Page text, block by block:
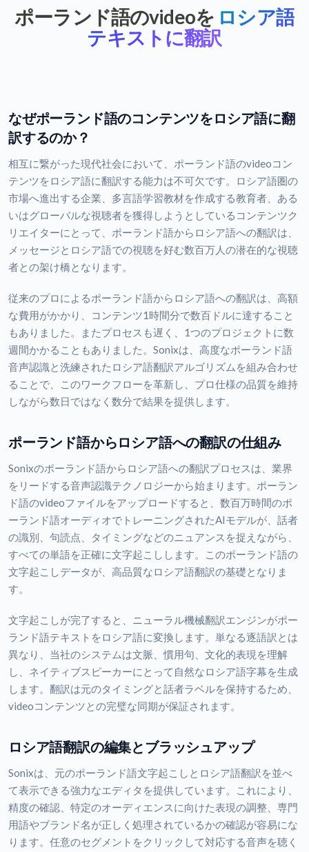
ポーランド語のvideoを ロシア語
テキストに翻訳
なぜポーランド語のコンテンツをロシア語に翻
訳するのか？
相互に繋がった現代社会において、ポーランド語のvideoコン
テンツをロシア語に翻訳する能力は不可欠です。ロシア語圏の
市場へ進出する企業、多言語学習教材を作成する教育者、ある
いはグローバルな視聴者を獲得しようとしているコンテンツク
リエイターにとって、ポーランド語からロシア語への翻訳は、
メッセージとロシア語での視聴を好む数百万人の潜在的な視聴
者との架け橋となります。
従来のプロによるポーランド語からロシア語への翻訳は、高額
な費用がかかり、コンテンツ1時間分で数百ドルに達すること
もありました。またプロセスも遅く、1つのプロジェクトに数
週間かかることもありました。Sonixは、高度なポーランド語
音声認識と洗練されたロシア語翻訳アルゴリズムを組み合わせ
ることで、このワークフローを革新し、プロ仕様の品質を維持
しながら数日ではなく数分で結果を提供します。
ポーランド語からロシア語への翻訳の仕組み
Sonixのポーランド語からロシア語への翻訳プロセスは、業界
をリードする音声認識テクノロジーから始まります。ポーラン
ド語のvideoファイルをアップロードすると、数百万時間のポ
ーランド語オーディオでトレーニングされたAIモデルが、話者
の識別、句読点、タイミングなどのニュアンスを捉えながら、
すべての単語を正確に文字起こしします。このポーランド語の
文字起こしデータが、高品質なロシア語翻訳の基礎となりま
す。
文字起こしが完了すると、ニューラル機械翻訳エンジンがポー
ランド語テキストをロシア語に変換します。単なる逐語訳とは
異なり、当社のシステムは文脈、慣用句、文化的表現を理解
し、ネイティブスピーカーにとって自然なロシア語字幕を生成
します。翻訳は元のタイミングと話者ラベルを保持するため、
videoコンテンツとの完璧な同期が保証されます。
ロシア語翻訳の編集とブラッシュアップ
Sonixは、元のポーランド語文字起こしとロシア語翻訳を並べ
て表示できる強力なエディタを提供しています。これにより、
精度の確認、特定のオーディエンスに向けた表現の調整、専門
用語やブランド名が正しく処理されているかの確認が容易にな
ります。任意のセグメントをクリックして対応する音声を聴く